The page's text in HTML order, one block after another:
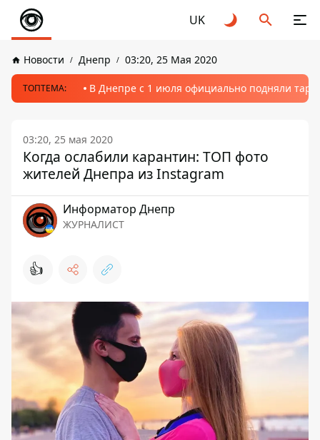
UK
Новости Днепр 03:20, 25 Мая 2020
ТОПТЕМА: В Днепре с 1 июля официально подняли
03:20, 25 мая 2020
Когда ослабили карантин: ТОП фото
жителей Днепра из Instagram
Информатор Днепр
ЖУРНАЛИСТ
👍